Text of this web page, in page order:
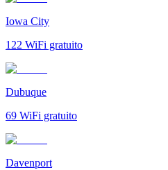
Iowa City
122 WiFi gratuito
Dubuque
69 WiFi gratuito
Davenport